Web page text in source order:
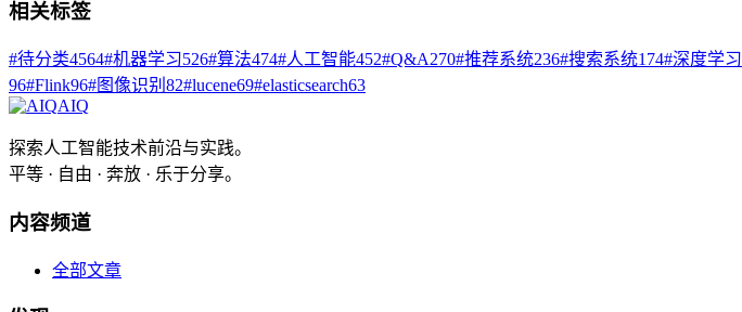
相关标签
#待分类4564#机器学习526#算法474#人工智能452#Q&A270#推荐系统236#搜索系统174#深度学习
96#Flink96#图像识别 82#lucene69#elasticsearch63
AIQ
探索人工智能技术前沿与实践。
平等 · 自由 · 奔放 · 乐于分享。
内容频道
全部文章